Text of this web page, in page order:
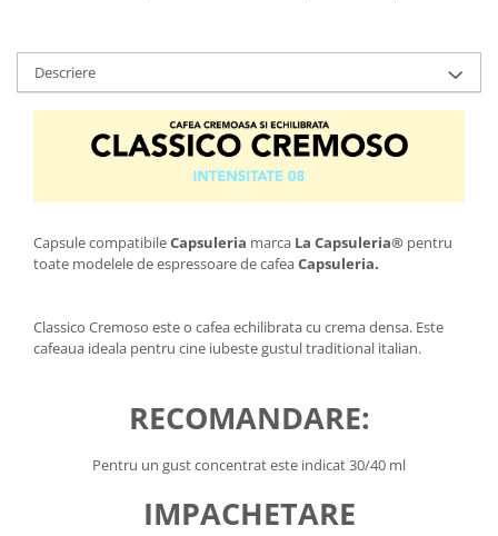
Descriere
Capsule compatibileCapsuleria marca La Capsuleria® pentru
toate modelele de espressoare de cafeaCapsuleria.
Classico Cremoso este o cafea echilibrata cu crema densa. Este
cafeaua ideala pentru cine iubeste gustul traditional italian.
RECOMANDARE:
Pentru un gust concentrat este indicat 30/40 ml
IMPACHETARE